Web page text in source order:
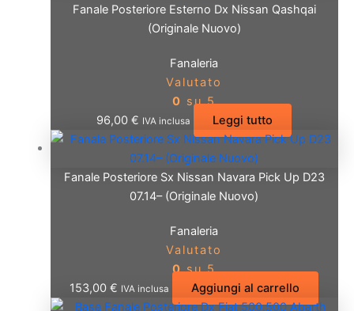
Fanale Posteriore Esterno Dx Nissan Qashqai
(Originale Nuovo)
Fanaleria
Valutato
0 su 5
96,00€ IVA inclusa Leggi tutto
Fanale Posteriore Sx Nissan Navara Pick Up D23
07.14– (Originale Nuovo)
Fanaleria
Valutato
0su 5
153,00€ IVA inclusa Aggiungi al carrello